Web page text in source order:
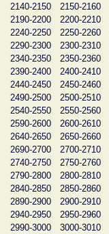
2140-2150
2150-2160
2190-2200
2200-2210
2240-2250
2250-2260
2290-2300
2300-2310
2340-2350
2350-2360
2390-2400
2400-2410
2440-2450
2450-2460
2490-2500
2500-2510
2540-2550
2550-2560
2590-2600
2600-2610
2640-2650
2650-2660
2690-2700
2700-2710
2740-2750
2750-2760
2790-2800
2800-2810
2840-2850
2850-2860
2890-2900
2900-2910
2940-2950
2950-2960
2990-3000
3000-3010